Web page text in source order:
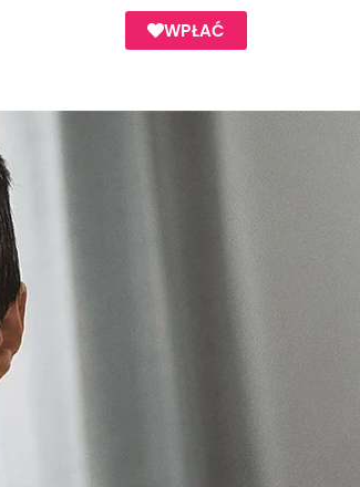
WPŁAĆ